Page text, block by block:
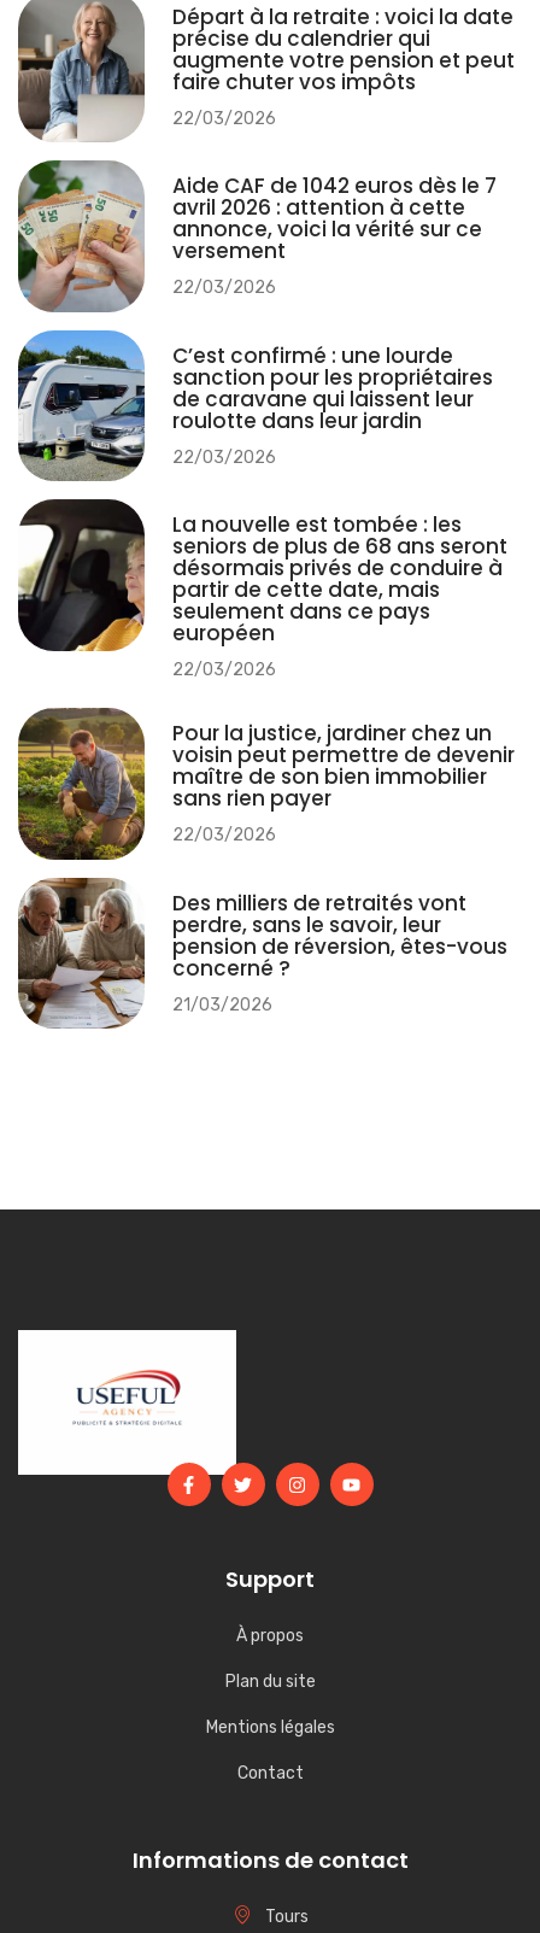
Départ à la retraite : voici la date
précise du calendrier qui
augmente votre pension et peut
faire chuter vos impôts
22/03/2026
Aide CAF de 1042 euros dès le 7
avril 2026 : attention à cette
annonce, voici la vérité sur ce
versement
22/03/2026
C’est confirmé : une lourde
sanction pour les propriétaires
de caravane qui laissent leur
roulotte dans leur jardin
22/03/2026
La nouvelle est tombée : les
seniors de plus de 68 ans seront
désormais privés de conduire à
partir de cette date, mais
seulement dans ce pays
européen
22/03/2026
Pour la justice, jardiner chez un
voisin peut permettre de devenir
maître de son bien immobilier
sans rien payer
22/03/2026
Des milliers de retraités vont
perdre, sans le savoir, leur
pension de réversion, êtes-vous
concerné ?
21/03/2026
Support
À propos
Plan du site
Mentions légales
Contact
Informations de contact
Tours